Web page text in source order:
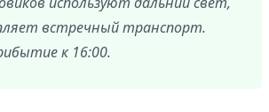
встречный транспорт.
к 16:00.